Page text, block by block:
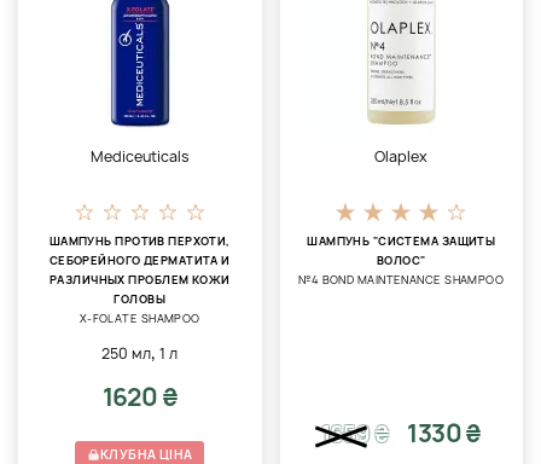
Mediceuticals
ШАМПУНЬ ПРОТИВ ПЕРХОТИ,
СЕБОРЕЙНОГО ДЕРМАТИТА И
РАЗЛИЧНЫХ ПРОБЛЕМ КОЖИ
ГОЛОВЫ
X-FOLATE SHAMPOO
250 мл,1 л
1620 ₴
КЛУБНА ЦІНА
Olaplex
ШАМПУНЬ "СИСТЕМА ЗАЩИТЫ
ВОЛОС"
№4 BOND MAINTENANCE SHAMPOO
1659₴ 1330 ₴